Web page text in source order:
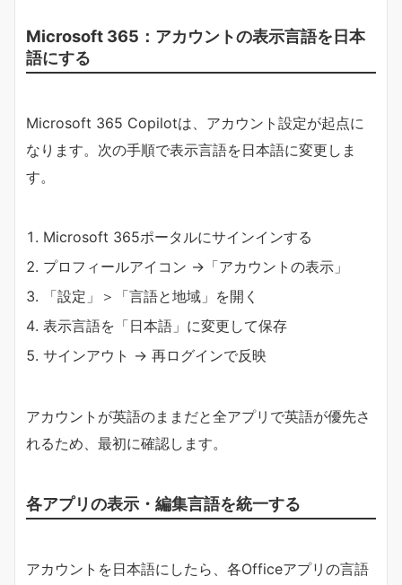
Microsoft 365：アカウントの表示言語を日本
語にする
Microsoft 365 Copilotは、アカウント設定が起点に
なります。次の手順で表示言語を日本語に変更しま
す。
Microsoft 365ポータルにサインインする
プロフィールアイコン →「アカウントの表示」
「設定」＞「言語と地域」を開く
表示言語を「日本語」に変更して保存
サインアウト → 再ログインで反映
アカウントが英語のままだと全アプリで英語が優先さ
れるため、最初に確認します。
各アプリの表示・編集言語を統一する
アカウントを日本語にしたら、各Officeアプリの言語